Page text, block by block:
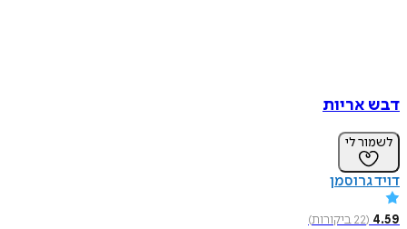
דבש אריות
לשמור לי
דויד גרוסמן
4.59
(
22ביקורות)